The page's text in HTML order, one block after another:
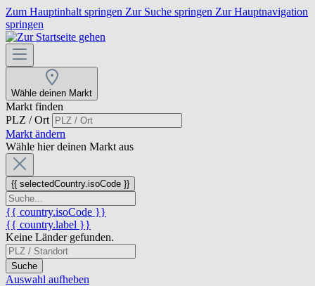
Zum Hauptinhalt springen Zur Suche springen Zur Hauptnavigation
springen
Wähle deinen Markt
Markt finden
PLZ / Ort
Markt ändern
Wähle hier deinen Markt aus
{{ selectedCountry.isoCode }}
{{ country.isoCode }}
{{ country.label }}
Keine Länder gefunden.
Suche
Auswahl aufheben